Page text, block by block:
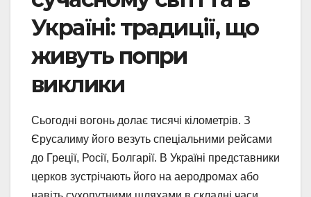
Україні: традиції, що
живуть попри
виклики
Сьогодні вогонь долає тисячі кілометрів. З
Єрусалиму його везуть спеціальними рейсами
до Греції, Росії, Болгарії. В Україні представники
церков зустрічають його на аеродромах або